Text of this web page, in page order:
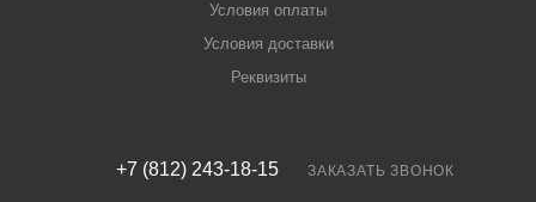
Условия оплаты
Условия доставки
Реквизиты
+7 (812) 243-18-15 ЗАКАЗАТЬ ЗВОНОК